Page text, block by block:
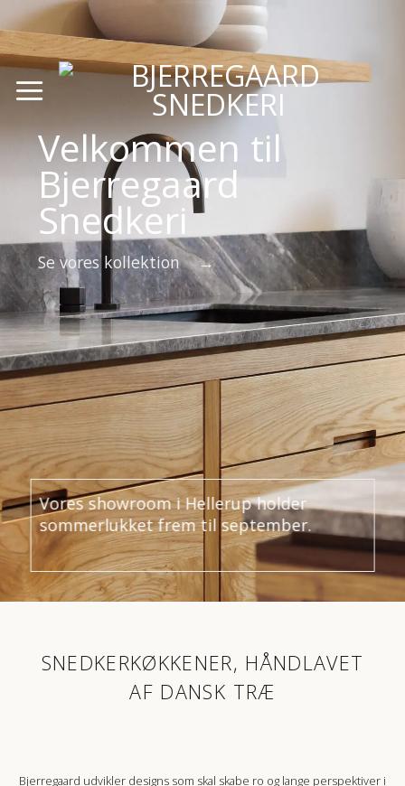
Fortsæt
til
indhold
Velkommen til
Bjerregaard
Snedkeri
Se vores kollektion →
Vores showroom i Hellerup holder
sommerlukket frem til september.
SNEDKERKØKKENER, HÅNDLAVET
AF DANSK TRÆ
Bjerregaard udvikler designs som skal skabe ro og lange perspektiver i